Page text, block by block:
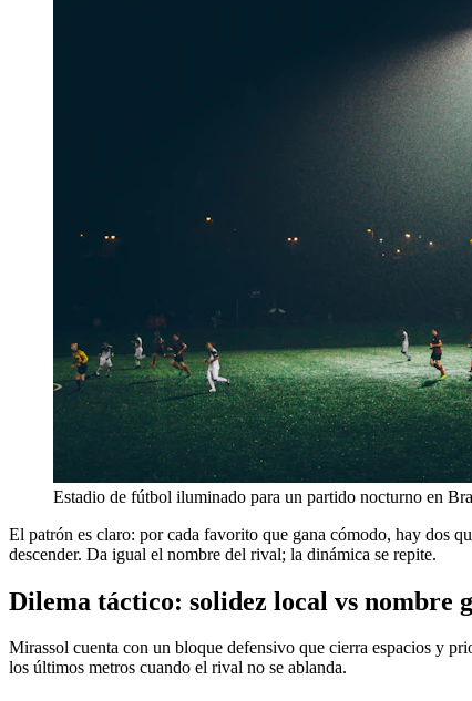
Estadio de fútbol iluminado para un partido nocturno en
El patrón es claro: por cada favorito que gana cómodo, hay dos
descender. Da igual el nombre del rival; la dinámica se repite.
Dilema táctico: solidez local vs nombre
Mirassol cuenta con un bloque defensivo que cierra espacios y
los últimos metros cuando el rival no se ablanda.